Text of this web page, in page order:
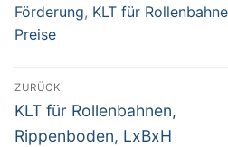
Förderung, KLT für
Preise
Beitragsnavigation
ZURÜCK
Vorheriger
Beitrag:
KLT für Rollenbahnen,
Rippenboden, LxBxH